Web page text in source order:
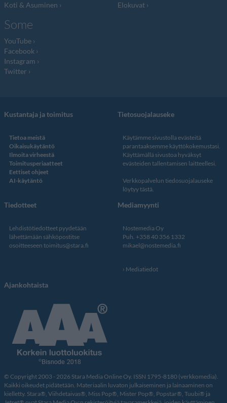
Koti & Asuminen
Elokuvat
Some
YouTube
Facebook
Instagram
Twitter
Kustantaja ja toimitus
Tietoa meistä
Oikaisukäytäntö
Ilmoita virheestä
Toimitusperiaatteet
Eettiset ohjeet
AI-käytäntö
Tietosuojalauseke
Käytämme sivustolla evästeitä
parantaaksemme käyttökokemustasi.
Käyttämällä sivustoa hyväksyt
evästeiden tallentamisen laitteellesi.
Verkkopalvelun tiedosuojalauseke
löytyy tästä.
Tiedotteet
Lehdistötiedotteet pyydetään
lähettämään sähköpostitse
osoitteeseen toimitus@stara.fi
Mediamyynti
Nostemedia Oy
Puh. +358 40 356 1332
mikael@nostemedia.fi
Mediatiedot
Ajankohtaista
© Copyright 2003 - 2026 Stara Media Online Oy. ISSN 1795-8180 (verkkomedia).
Kaikki oikeudet pidätetään. Materiaalin luvaton julkaiseminen ja lainaaminen on
kielletty. Stara®, Viihdetaivas®, Miss Pop®, Mister Pop®, Popstar®, Tuubi® ja